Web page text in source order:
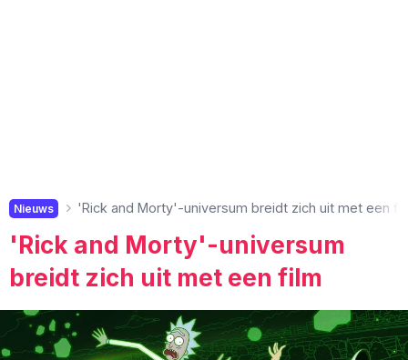
Nieuws 'Rick and Morty'-universum breidt zich uit met een
'Rick and Morty'-universum
breidt zich uit met een film